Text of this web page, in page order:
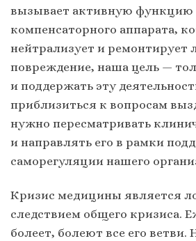
вызывает активную функцию
компенсаторного аппарата,
нейтрализует и ремонтирует
повреждение, наша цель —
и поддержать эту
приблизиться к вопросам
нужно пересматривать
и направлять его в рамки
саморегуляции нашего
Кризис медицины является
следствием общего кризиса.
болеет, болеют все его ветви.